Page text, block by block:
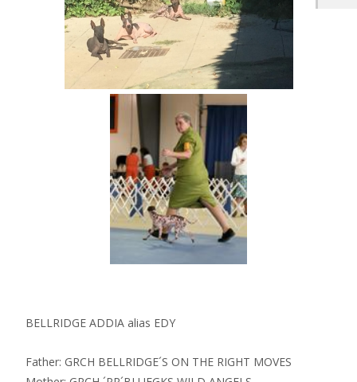
BELLRIDGE ADDIA alias EDY
Father: GRCH BELLRIDGE´S ON THE RIGHT MOVES